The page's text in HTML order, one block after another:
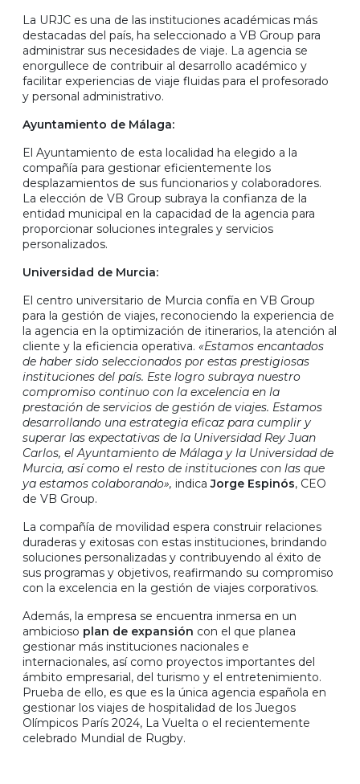
La URJC es una de las instituciones académicas más
destacadas del país, ha seleccionado a VB Group para
administrar sus necesidades de viaje. La agencia se
enorgullece de contribuir al desarrollo académico y
facilitar experiencias de viaje fluidas para el profesorado
y personal administrativo.
Ayuntamiento de Málaga:
El Ayuntamiento de esta localidad ha elegido a la
compañía para gestionar eficientemente los
desplazamientos de sus funcionarios y colaboradores.
La elección de VB Group subraya la confianza de la
entidad municipal en la capacidad de la agencia para
proporcionar soluciones integrales y servicios
personalizados.
Universidad de Murcia:
El centro universitario de Murcia confía en VB Group
para la gestión de viajes, reconociendo la experiencia de
la agencia en la optimización de itinerarios, la atención al
cliente y la eficiencia operativa. «Estamos encantados
de haber sido seleccionados por estas prestigiosas
instituciones del país. Este logro subraya nuestro
compromiso continuo con la excelencia en la
prestación de servicios de gestión de viajes. Estamos
desarrollando una estrategia eficaz para cumplir y
superar las expectativas de la Universidad Rey Juan
Carlos, el Ayuntamiento de Málaga y la Universidad de
Murcia, así como el resto de instituciones con las que
ya estamos colaborando», indicaJorge Espinós, CEO
de VB Group.
La compañía de movilidad espera construir relaciones
duraderas y exitosas con estas instituciones, brindando
soluciones personalizadas y contribuyendo al éxito de
sus programas y objetivos, reafirmando su compromiso
con la excelencia en la gestión de viajes corporativos.
Además, la empresa se encuentra inmersa en un
ambicioso plan de expansión con el que planea
gestionar más instituciones nacionales e
internacionales, así como proyectos importantes del
ámbito empresarial, del turismo y el entretenimiento.
Prueba de ello, es que es la única agencia española en
gestionar los viajes de hospitalidad de los Juegos
Olímpicos París 2024, La Vuelta o el recientemente
celebrado Mundial de Rugby.